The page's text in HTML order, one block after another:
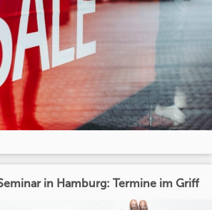
in Hamburg: Termine im Griff